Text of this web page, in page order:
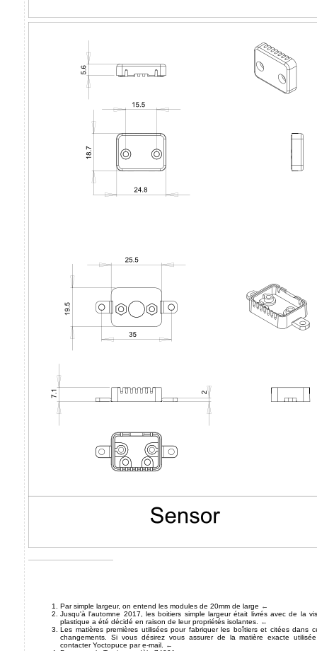
Par simple largeur, on entend les modules de 20mm de large ←
Jusqu'à l'automne 2017, les boitiers simple largeur était livrés avec de la
plastique a été décidé en raison de leur propriétés isolantes.
←
Les matières premières utilisées pour fabriquer les boîtiers et citées dans
changements. Si vous désirez vous assurer de la matière exacte
contacter Yoctopuce par e-mail.
←